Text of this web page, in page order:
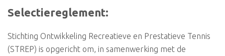
Selectiereglement:
Stichting Ontwikkeling Recreatieve en Prestatieve Tennis
(STREP) is opgericht om, in samenwerking met de